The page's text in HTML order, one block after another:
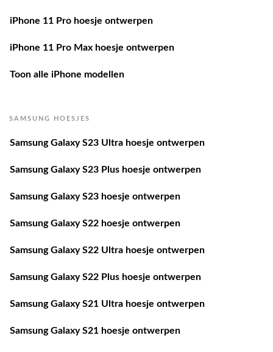
iPhone 11 Pro hoesje ontwerpen
iPhone 11 Pro Max hoesje ontwerpen
Toon alle iPhone modellen
SAMSUNG HOESJES
Samsung Galaxy S23 Ultra hoesje ontwerpen
Samsung Galaxy S23 Plus hoesje ontwerpen
Samsung Galaxy S23 hoesje ontwerpen
Samsung Galaxy S22 hoesje ontwerpen
Samsung Galaxy S22 Ultra hoesje ontwerpen
Samsung Galaxy S22 Plus hoesje ontwerpen
Samsung Galaxy S21 Ultra hoesje ontwerpen
Samsung Galaxy S21 hoesje ontwerpen